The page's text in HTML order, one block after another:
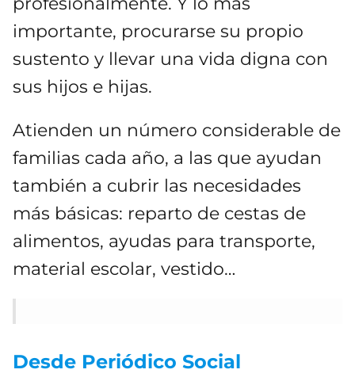
importante, procurarse su propio
sustento y llevar una vida digna con
sus hijos e hijas.
Atienden un número considerable de
familias cada año, a las que ayudan
también a cubrir las necesidades
más básicas: reparto de cestas de
alimentos, ayudas para transporte,
material escolar, vestido…
Desde Periódico Social